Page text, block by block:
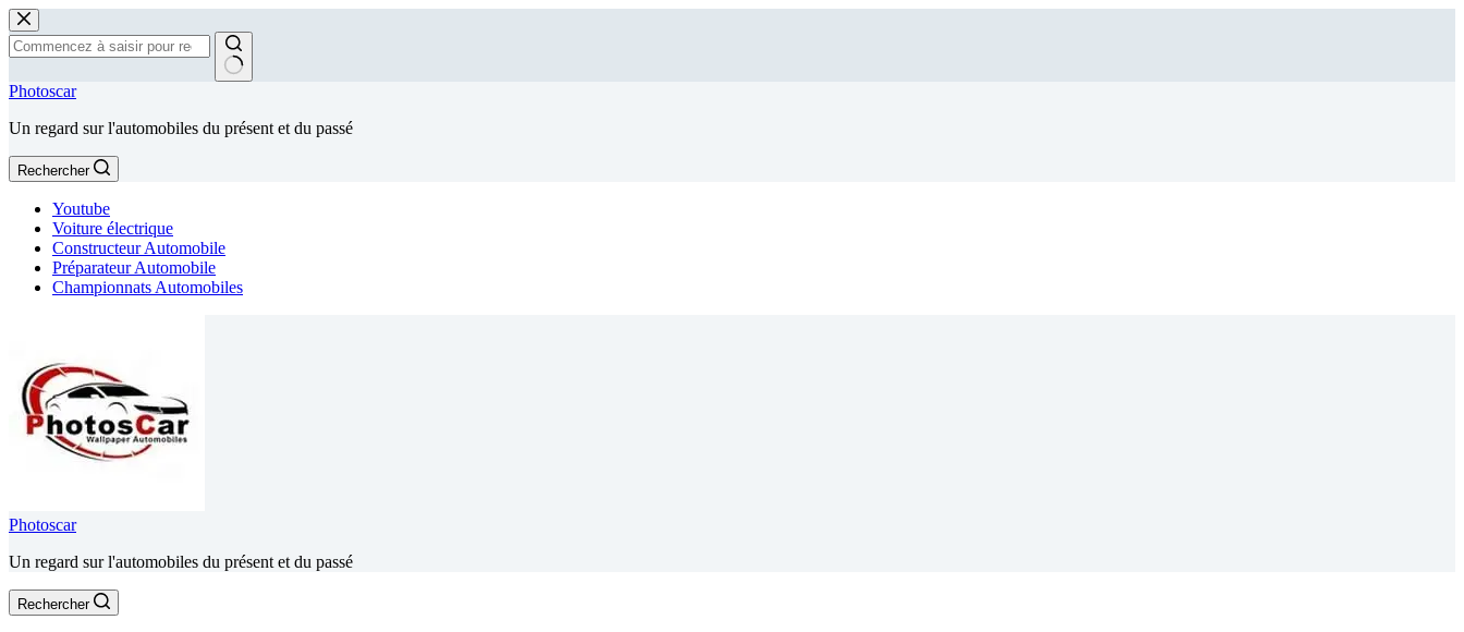
Passer
au
contenu
Aucun
Photoscar
Un regard sur l'automobiles du présent et du passé
Rechercher
Youtube
Voiture électrique
Constructeur Automobile
Préparateur Automobile
Championnats Automobiles
Photoscar
Un regard sur l'automobiles du présent et du passé
Rechercher